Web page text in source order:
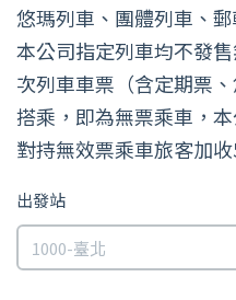
悠瑪列車、團體列車、
本公司指定列車均不發
次列車車票（含定期票
搭乘，即為無票乘車，
對持無效票乘車旅客加
出發站